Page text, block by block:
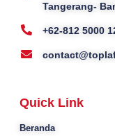
Tangerang-
+62-812 5000
Quick Link
Beranda